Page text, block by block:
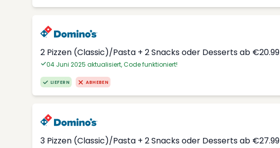
2 Pizzen (Classic)/Pasta + 2 Snacks oder Desserts ab €20.99
04 Juni 2025 aktualisiert, Code funktioniert!
LIEFERN ABHEBEN
3 Pizzen (Classic)/Pasta + 2 Snacks oder Desserts ab €27.99